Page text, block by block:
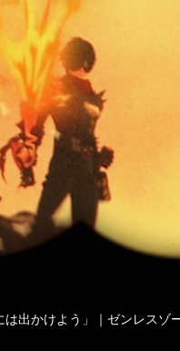
は出かけよう」｜ゼンレスゾ